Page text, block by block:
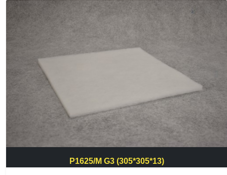
P1625/M G3 (305*305*13)